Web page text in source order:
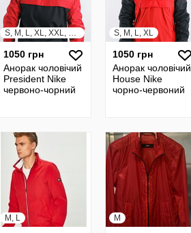
S, M, L, XL, XXL, XXXL
1050 грн
Анорак чоловічий
President Nike
червоно-чорний
S, M, L, XL
1050 грн
Анорак чоловічий
House Nike
чорно-червоний
M, L M